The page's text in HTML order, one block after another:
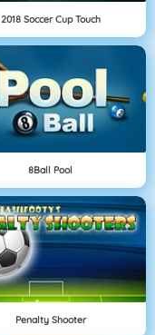
2018 Soccer Cup Touch
8Ball Pool
Penalty Shooter